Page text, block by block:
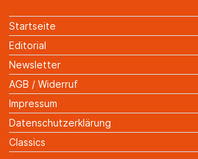
Startseite
Editorial
Newsletter
AGB / Widerruf
Impressum
Datenschutzerklärung
Classics